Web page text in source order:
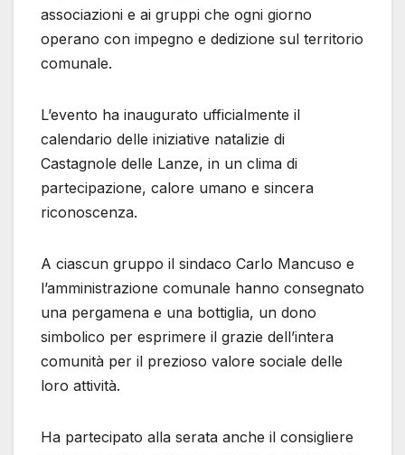
associazioni e ai gruppi che ogni giorno
operano con impegno e dedizione sul territorio
comunale.
L’evento ha inaugurato ufficialmente il
calendario delle iniziative natalizie di
Castagnole delle Lanze, in un clima di
partecipazione, calore umano e sincera
riconoscenza.
A ciascun gruppo il sindaco Carlo Mancuso e
l’amministrazione comunale hanno consegnato
una pergamena e una bottiglia, un dono
simbolico per esprimere il grazie dell’intera
comunità per il prezioso valore sociale delle
loro attività.
Ha partecipato alla serata anche il consigliere